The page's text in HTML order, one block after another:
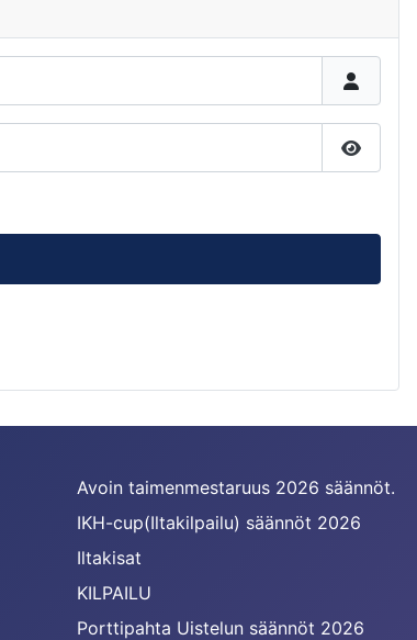
Näytä
Avoin taimenmestaruus 2026 säännöt.
IKH-cup(Iltakilpailu) säännöt 2026
Iltakisat
KILPAILU
Porttipahta Uistelun säännöt 2026